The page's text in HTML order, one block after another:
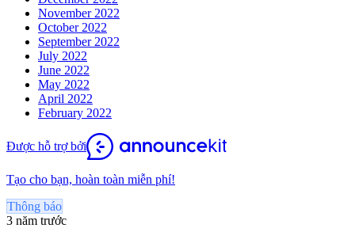
November 2022
October 2022
September 2022
July 2022
June 2022
May 2022
April 2022
February 2022
Được hỗ trợ bởi
Tạo cho bạn, hoàn toàn miễn phí!
Thông báo
3 năm trước